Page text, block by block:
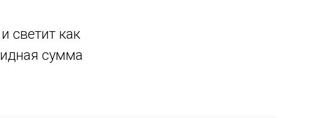
светит как
сумма